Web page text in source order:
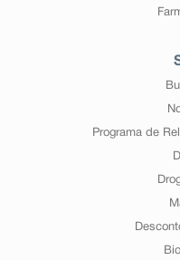
Programa de